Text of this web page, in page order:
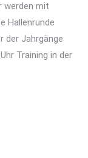
werden mit
Hallenrunde
der Jahrgänge
Training in der